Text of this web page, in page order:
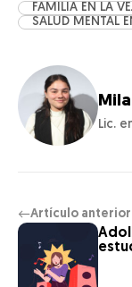
FAMILIA EN LA
SALUD MENTAL
Lic.
←Artículo anterior